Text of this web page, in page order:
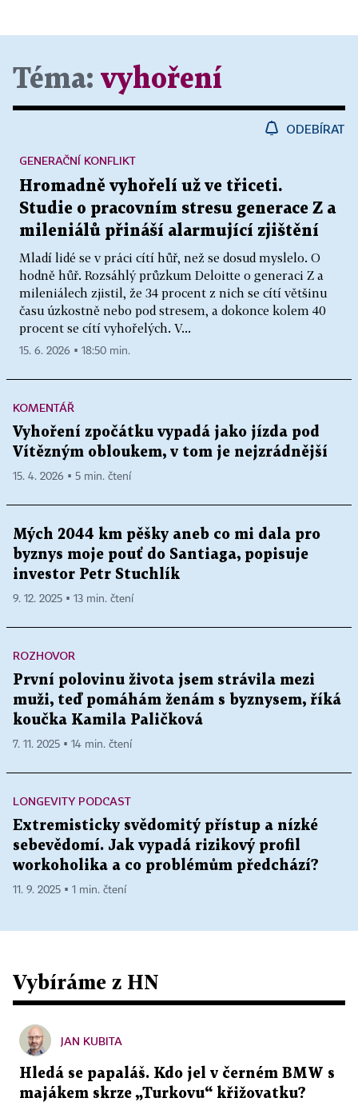
Téma: vyhoření
ODEBÍRAT
Hromadně vyhořelí už ve třiceti.
Studie o pracovním stresu generace Z a
mileniálů přináší alarmující zjištění
Mladí lidé se v práci cítí hůř, než se dosud myslelo. O
hodně hůř. Rozsáhlý průzkum Deloitte o generaci Z a
mileniálech zjistil, že 34 procent z nich se cítí většinu
času úzkostně nebo pod stresem, a dokonce kolem 40
procent se cítí vyhořelých. V...
GENERAČNÍ KONFLIKT
15. 6. 2026 ▪ 18:50 min.
KOMENTÁŘ
Vyhoření zpočátku vypadá jako jízda pod
Vítězným obloukem, v tom je nejzrádnější
15. 4. 2026 ▪ 5 min. čtení
Mých 2044 km pěšky aneb co mi dala pro
byznys moje pouť do Santiaga, popisuje
investor Petr Stuchlík
9. 12. 2025 ▪ 13 min. čtení
ROZHOVOR
První polovinu života jsem strávila mezi
muži, teď pomáhám ženám s byznysem, říká
koučka Kamila Paličková
7. 11. 2025 ▪ 14 min. čtení
LONGEVITY PODCAST
Extremisticky svědomitý přístup a nízké
sebevědomí. Jak vypadá rizikový profil
workoholika a co problémům předchází?
11. 9. 2025 ▪ 1 min. čtení
Vybíráme z HN
JAN KUBITA
Hledá se papaláš. Kdo jel v černém BMW s
majákem skrze „Turkovu“ křižovatku?